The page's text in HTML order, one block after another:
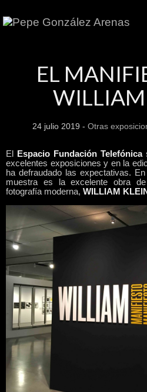
EL
24 julio 2019 - Otras
El Espacio Fundación Telefónica
excelentes exposiciones y en la
ha defraudado las expectativas.
muestra es la excelente obra
fotografía moderna, WILLIAM